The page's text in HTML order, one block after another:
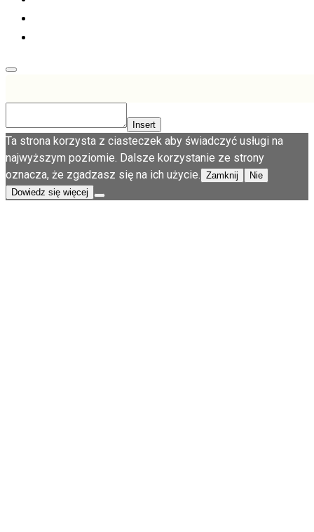
Insert
Ta strona korzysta z ciasteczek aby świadczyć usługi na
najwyższym poziomie. Dalsze korzystanie ze strony
oznacza, że zgadzasz się na ich użycie. Zamknij
Nie
Dowiedz się więcej